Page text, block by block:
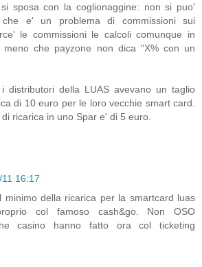
sposa con la coglionaggine: non si puo'
che e' un problema di commissioni sui
le commissioni le calcoli comunque in
meno che payzone non dica "X% con un
i distributori della LUAS avevano un taglio
di 10 euro per le loro vecchie smart card.
ricarica in uno Spar e' di 5 euro.
16:17
minimo della ricarica per la smartcard luas
col famoso cash&go. Non OSO
casino hanno fatto ora col ticketing